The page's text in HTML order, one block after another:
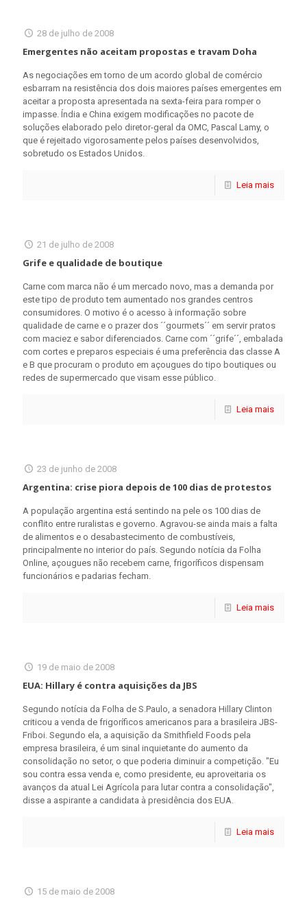
28 de julho de 2008
Emergentes não aceitam propostas e travam Doha
As negociações em torno de um acordo global de comércio
esbarram na resistência dos dois maiores países emergentes em
aceitar a proposta apresentada na sexta-feira para romper o
impasse. Índia e China exigem modificações no pacote de
soluções elaborado pelo diretor-geral da OMC, Pascal Lamy, o
que é rejeitado vigorosamente pelos países desenvolvidos,
sobretudo os Estados Unidos.
Leia mais
21 de julho de 2008
Grife e qualidade de boutique
Carne com marca não é um mercado novo, mas a demanda por
este tipo de produto tem aumentado nos grandes centros
consumidores. O motivo é o acesso à informação sobre
qualidade de carne e o prazer dos ´´gourmets´´ em servir pratos
com maciez e sabor diferenciados. Carne com ´´grife´´, embalada
com cortes e preparos especiais é uma preferência das classe A
e B que procuram o produto em açougues do tipo boutiques ou
redes de supermercado que visam esse público.
Leia mais
23 de junho de 2008
Argentina: crise piora depois de 100 dias de protestos
A população argentina está sentindo na pele os 100 dias de
conflito entre ruralistas e governo. Agravou-se ainda mais a falta
de alimentos e o desabastecimento de combustíveis,
principalmente no interior do país. Segundo notícia da Folha
Online, açougues não recebem carne, frigoríficos dispensam
funcionários e padarias fecham.
Leia mais
19 de maio de 2008
EUA: Hillary é contra aquisições da JBS
Segundo notícia da Folha de S.Paulo, a senadora Hillary Clinton
criticou a venda de frigoríficos americanos para a brasileira JBS-
Friboi. Segundo ela, a aquisição da Smithfield Foods pela
empresa brasileira, é um sinal inquietante do aumento da
consolidação no setor, o que poderia diminuir a competição. "Eu
sou contra essa venda e, como presidente, eu aproveitaria os
avanços da atual Lei Agrícola para lutar contra a consolidação",
disse a aspirante a candidata à presidência dos EUA.
Leia mais
15 de maio de 2008